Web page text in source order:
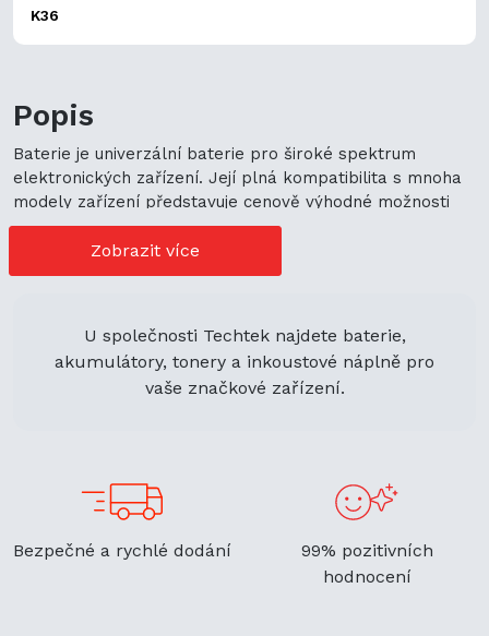
K36
Popis
Baterie je univerzální baterie pro široké spektrum
elektronických zařízení. Její plná kompatibilita s mnoha
modely zařízení představuje cenově výhodné možnosti
nákupu. Její univerzální použití navíc podporuje
ekologickou udržitelnost a zaručuje flexibilitu.
Zobrazit více
U společnosti Techtek najdete baterie,
akumulátory, tonery a inkoustové náplně pro
vaše značkové zařízení.
Bezpečné a rychlé dodání
99% pozitivních
hodnocení